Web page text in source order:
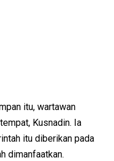
itu, wartawan
Kusnadin. Ia
itu diberikan pada
dimanfaatkan.